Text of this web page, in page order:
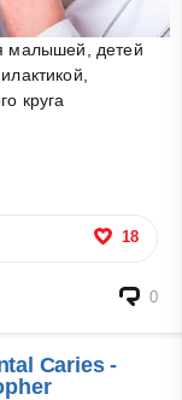
малышей, детей
круга
18
0
Caries -